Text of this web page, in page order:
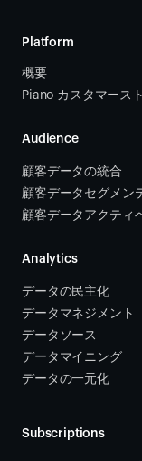
Platform
概要
Piano カスタマース
Audience
顧客データの統合
顧客データセグメン
顧客データアクティ
Analytics
データの民主化
データマネジメント
データソース
データマイニング
データの一元化
Subscriptions